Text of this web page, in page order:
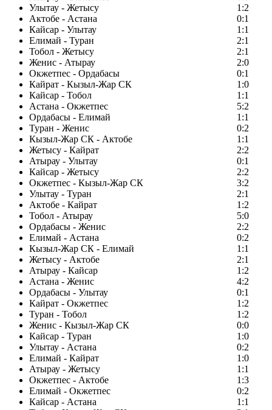
Улытау - Жетысу
1:2
Актобе - Астана
0:1
Кайсар - Улытау
1:1
Елимай - Туран
2:1
Тобол - Жетысу
2:1
Женис - Атырау
2:0
Окжетпес - Ордабасы
0:1
Кайрат - Кызыл-Жар СК
1:0
Кайсар - Тобол
1:1
Астана - Окжетпес
5:2
Ордабасы - Елимай
1:1
Туран - Женис
0:2
Кызыл-Жар СК - Актобе
1:1
Жетысу - Кайрат
2:2
Атырау - Улытау
0:1
Кайсар - Жетысу
2:2
Окжетпес - Кызыл-Жар СК
3:2
Улытау - Туран
2:1
Актобе - Кайрат
1:2
Тобол - Атырау
5:0
Ордабасы - Женис
2:2
Елимай - Астана
0:2
Кызыл-Жар СК - Елимай
1:1
Жетысу - Актобе
2:1
Атырау - Кайсар
1:2
Астана - Женис
4:2
Ордабасы - Улытау
0:1
Кайрат - Окжетпес
1:2
Туран - Тобол
1:2
Женис - Кызыл-Жар СК
0:0
Кайсар - Туран
1:0
Улытау - Астана
0:2
Елимай - Кайрат
1:0
Атырау - Жетысу
1:1
Окжетпес - Актобе
1:3
Елимай - Окжетпес
0:2
Кайсар - Астана
1:1